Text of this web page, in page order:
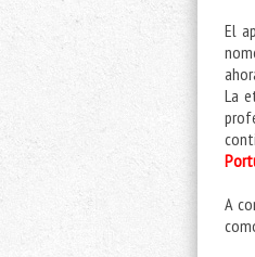
El
La
A